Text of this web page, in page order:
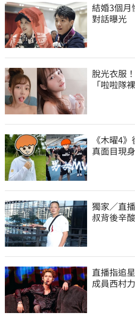
結婚3個月
對話曝光
脫光衣服
「啦啦隊
《木曜4
真面目現
獨家／直
叔背後辛
直播指追
成員西村